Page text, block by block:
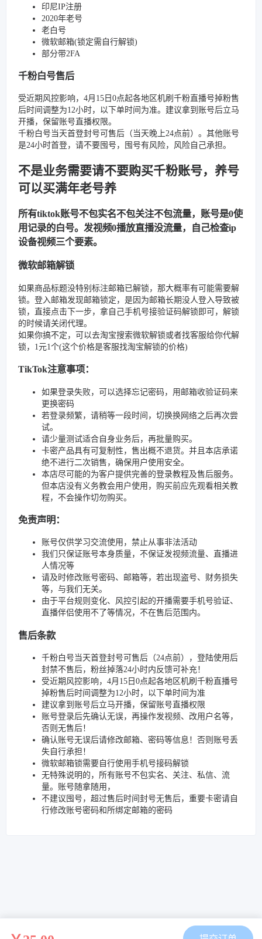
印尼IP注册
2020年老号
老白号
微软邮箱(锁定需自行解锁)
部分带2FA
千粉白号售后
受近期风控影响，4月15日0点起各地区机刷千粉直播号掉粉售
后时间调整为12小时，以下单时间为准。建议拿到账号后立马
开播，保留账号直播权限。
千粉白号当天首登封号可售后（当天晚上24点前）。其他账号
是24小时首登，请不要囤号，囤号有风险，风险自己承担。
不是业务需要请不要购买千粉账号，养号
可以买满年老号养
所有tiktok账号不包实名不包关注不包流量，账号是0使
用记录的白号。发视频0播放直播没流量，自己检查ip
设备视频三个要素。
微软邮箱解锁
如果商品标题没特别标注邮箱已解锁，那大概率有可能需要解
锁。登入邮箱发现邮箱锁定，是因为邮箱长期没人登入导致被
锁，直接点击下一步，拿自己手机号接验证码解锁即可，解锁
的时候请关闭代理。
如果你搞不定，可以去淘宝搜索微软解锁或者找客服给你代解
锁，1元1个(这个价格是客服找淘宝解锁的价格)
TikTok注意事项：
如果登录失败，可以选择忘记密码，用邮箱收验证码来
更换密码
若登录频繁，请稍等一段时间，切换换网络之后再次尝
试。
请少量测试适合自身业务后，再批量购买。
卡密产品具有可复制性，售出概不退货。并且本店承诺
绝不进行二次销售，确保用户使用安全。
本店尽可能的为客户提供完善的登录教程及售后服务。
但本店没有义务教会用户使用，购买前应先观看相关教
程，不会操作切勿购买。
免责声明：
账号仅供学习交流使用，禁止从事非法活动
我们只保证账号本身质量，不保证发视频流量、直播进
人情况等
请及时修改账号密码、邮箱等，若出现盗号、财务损失
等，与我们无关。
由于平台规则变化、风控引起的开播需要手机号验证、
直播伴侣使用不了等情况，不在售后范围内。
售后条款
千粉白号当天首登封号可售后（24点前），登陆使用后
封禁不售后，粉丝掉落24小时内反馈可补充！
受近期风控影响，4月15日0点起各地区机刷千粉直播号
掉粉售后时间调整为12小时，以下单时间为准
建议拿到账号后立马开播，保留账号直播权限
账号登录后先确认无误，再操作发视频、改用户名等，
否则无售后！
确认账号无误后请修改邮箱、密码等信息！否则账号丢
失自行承担！
微软邮箱锁需要自行使用手机号接码解锁
无特殊说明的，所有账号不包实名、关注、私信、流
量。账号随拿随用，
不建议囤号，超过售后时间封号无售后，重要卡密请自
行修改账号密码和所绑定邮箱的密码